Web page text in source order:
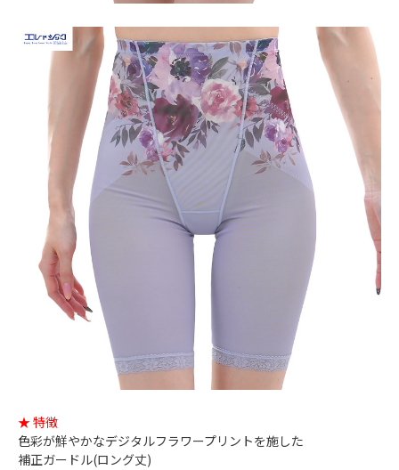
★ 特徴
色彩が鮮やかなデジタルフラワープリントを施した
補正ガードル(ロング丈)